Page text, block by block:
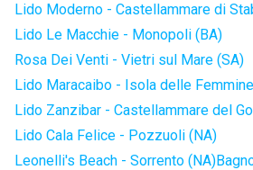
Lido Moderno - Castellammare di
Lido Le Macchie - Monopoli (BA)
Rosa Dei Venti - Vietri sul Mare (SA)
Lido Maracaibo - Isola delle
Lido Zanzibar - Castellammare del
Lido Cala Felice - Pozzuoli (NA)
Leonelli's Beach - Sorrento (NA)